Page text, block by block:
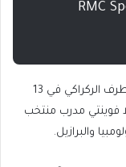
ووفقا للمصدر ذاته، يتوقع أن يستدعى دياز من طرف الركراكي في 13
دي لا فوينتي مدرب منتخب
والبرازيل.